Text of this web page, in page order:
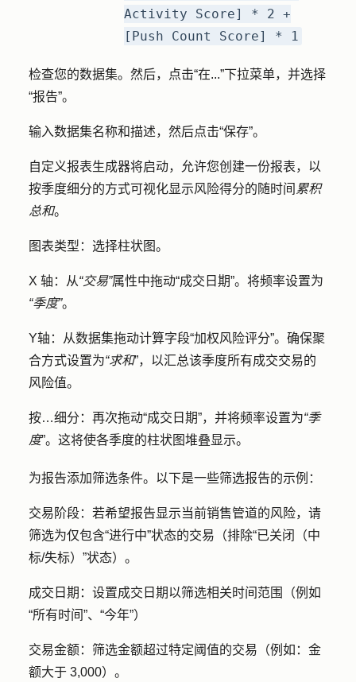
Activity Score] * 2 +
[Push Count Score] * 1
检查您的数据集。然后，点击“在...”下拉菜单，并选择
“报告”。
输入数据集名称和描述，然后点击“保存”。
自定义报表生成器将启动，允许您创建一份报表，以
按季度细分的方式可视化显示风险得分的随时间 累积
总和。
图表类型： 选择柱状图。
X 轴： 从“交易”属性中拖动“成交日期”。将频率设置为
“季度”。
Y轴： 从数据集拖动计算字段“加权风险评分”。确保聚
合方式设置为“求和”，以汇总该季度所有成交交易的
风险值。
按…细分： 再次拖动“成交日期”，并将频率设置为“季
度”。这将使各季度的柱状图堆叠显示。
为报告添加筛选条件。以下是一些筛选报告的示例：
交易阶段：若希望报告显示当前销售管道的风险，请
筛选为仅包含“进行中”状态的交易（排除“已关闭（中
标/失标）”状态）。
成交日期：设置成交日期以筛选相关时间范围（例如
“所有时间”、“今年”）
交易金额：筛选金额超过特定阈值的交易（例如：金
额大于 3,000）。